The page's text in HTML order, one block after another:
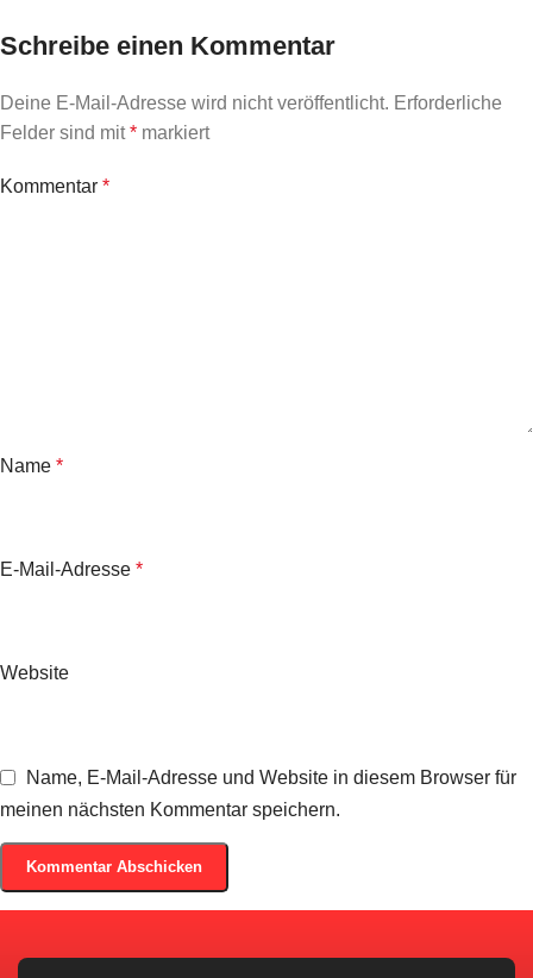
Schreibe einen Kommentar
Deine E-Mail-Adresse wird nicht veröffentlicht. Erforderliche
Felder sind mit* markiert
Kommentar *
Name *
E-Mail-Adresse *
Website
Name, E-Mail-Adresse und Website in diesem Browser für
meinen nächsten Kommentar speichern.